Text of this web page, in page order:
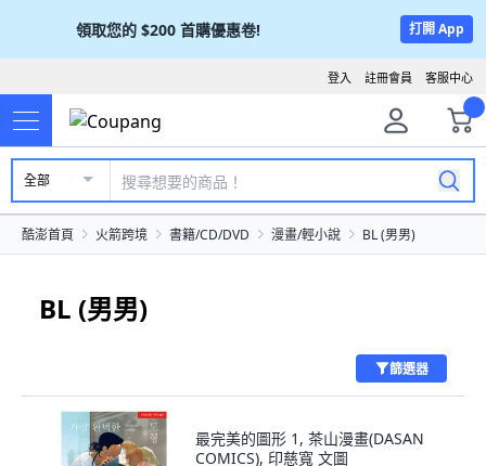
領取您的 $200 首購優惠卷! 打開 App
客服中心
註冊會員
登入
全部
酷澎首頁 火箭跨境 書籍/CD/DVD 漫畫/輕小說 BL (男男)
BL (男男)
篩選器
最完美的圖形 1, 茶山漫畫(DASAN
COMICS), 印慈寬 文圖